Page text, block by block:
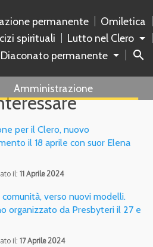
permanente
Omiletica
spirituali
Lutto nel Clero
Diaconato permanente
search
Amministrazione
per il Clero, nuovo
il 18 aprile con suor Elena
il:11 Aprile 2024
comunità, verso nuovi modelli.
organizzato da Presbyteri il 27 e
il:17 Aprile 2024